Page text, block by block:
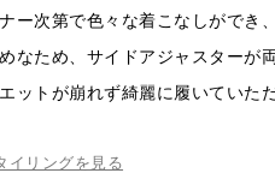
ー次第で色々な着こなしができ、
なため、サイドアジャスターが
ットが崩れず綺麗に履いていただ
イリングを見る